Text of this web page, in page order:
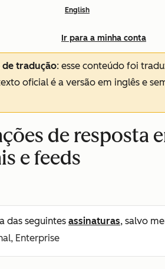
English
Ir para a minha conta
de tradução: esse conteúdo foi
oficial é a versão em inglês e
de resposta
e feeds
das seguintes assinaturas, salvo
Enterprise